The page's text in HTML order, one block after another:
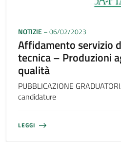
NOTIZIE– 06/02/2023
Affidamento servizio
tecnica – Produzioni
qualità
PUBBLICAZIONE
candidature
LEGGI